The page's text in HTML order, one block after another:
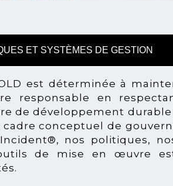
ET SYSTÈMES DE GESTION
est déterminée à
responsable en
de développement
cadre conceptuel de
nos politiques,
de mise en œuvre